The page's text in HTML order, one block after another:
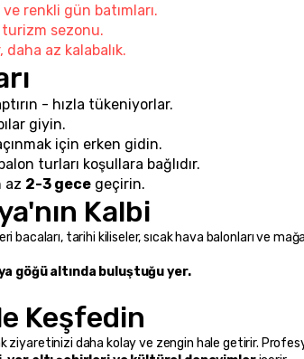
renkli gün batımları.
turizm sezonu.
daha az kalabalık.
- hızla tükeniyorlar.
giyin.
için erken gidin.
turları koşullara bağlıdır.
az 2-3 gece geçirin.
Kalbi
bacaları, tarihi kiliseler, sıcak hava balonları ve
göğü altında buluştuğu yer.
Keşfedin
ziyaretinizi daha kolay ve zengin hale getirir.